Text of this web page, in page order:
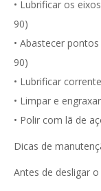
• Lubrificar os
90)
• Abastecer
90)
• Lubrificar
• Limpar e
• Polir com lã de
Dicas de
Antes de desligar